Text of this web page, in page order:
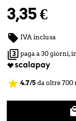
3,35 €
 IVA inclusa
 paga a 30 giorni,
star 4.7/5 da oltre 700